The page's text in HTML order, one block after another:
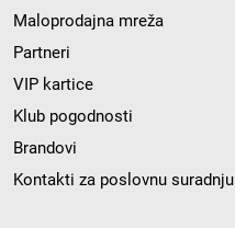
Maloprodajna mreža
Partneri
VIP kartice
Klub pogodnosti
Brandovi
Kontakti za poslovnu suradnju